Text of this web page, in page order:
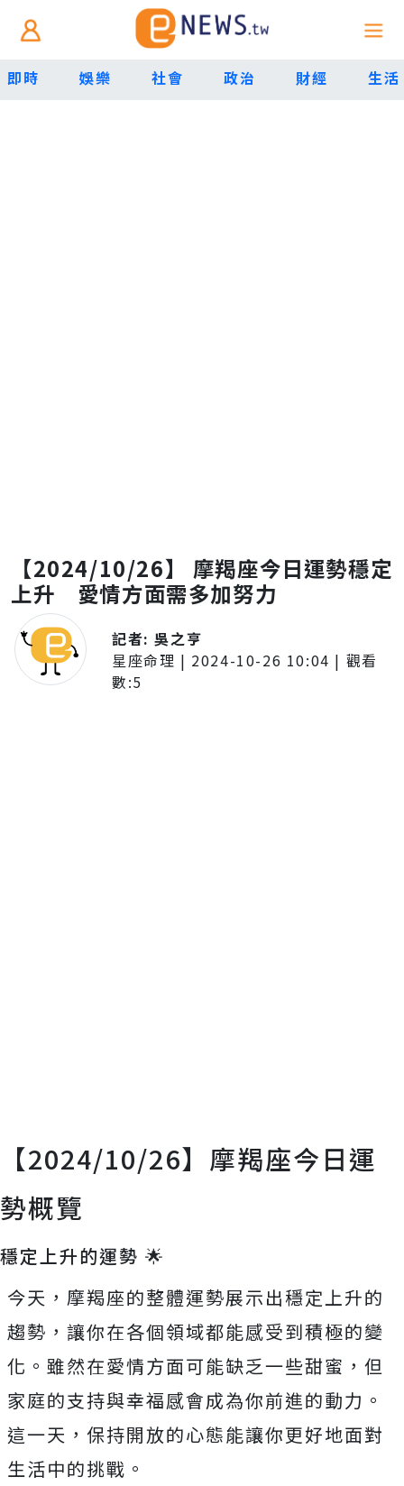
即時 娛樂 社會 政治 財經 生活
【2024/10/26】 摩羯座今日運勢穩定
上升 愛情方面需多加努力
記者:吳之亨
星座命理 | 2024-10-26 10:04 | 觀看
數:5
【2024/10/26】摩羯座今日運
勢概覽
穩定上升的運勢 🌟
今天，摩羯座的整體運勢展示出穩定上升的
趨勢，讓你在各個領域都能感受到積極的變
化。雖然在愛情方面可能缺乏一些甜蜜，但
家庭的支持與幸福感會成為你前進的動力。
這一天，保持開放的心態能讓你更好地面對
生活中的挑戰。